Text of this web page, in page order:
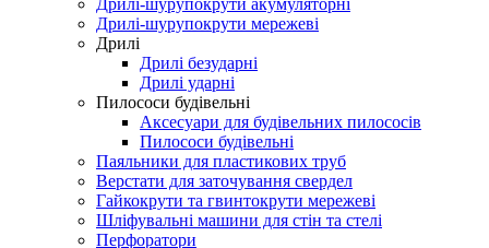
Дрилі-шурупокрути мережеві
Дрилі
Дрилі безударні
Дрилі ударні
Пилососи будівельні
Аксесуари для будівельних пилососів
Пилососи будівельні
Паяльники для пластикових труб
Верстати для заточування свердел
Гайкокрути та гвинтокрути мережеві
Шлiфувальнi машини для стiн та стелi
Перфоратори